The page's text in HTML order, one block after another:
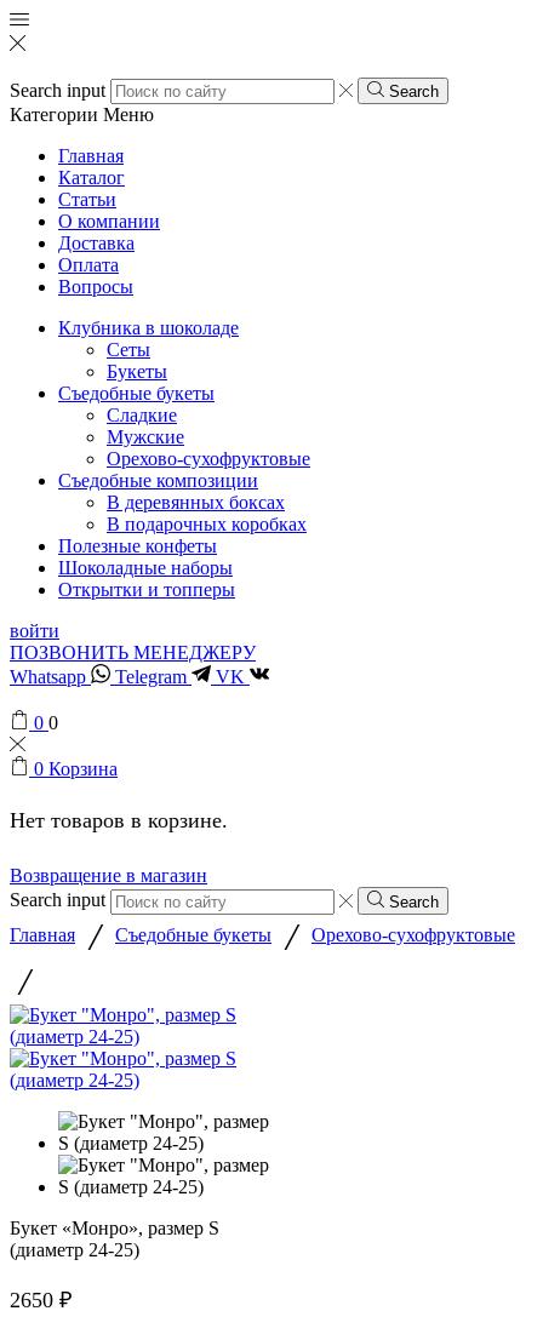
Search input Search
Категории Меню
Главная
Каталог
Статьи
О компании
Доставка
Оплата
Вопросы
Клубника в шоколаде
Сеты
Букеты
Съедобные букеты
Сладкие
Мужские
Орехово-сухофруктовые
Съедобные композиции
В деревянных боксах
В подарочных коробках
Полезные конфеты
Шоколадные наборы
Открытки и топперы
войти
ПОЗВОНИТЬ МЕНЕДЖЕРУ
Whatsapp
Telegram VK
0 0
0 Корзина
Нет товаров в корзине.
Возвращение в магазин
Search input
Search
Главная / Съедобные букеты / Орехово-сухофруктовые
/
Букет «Монро», размер S
(диаметр 24-25)
2650 ₽